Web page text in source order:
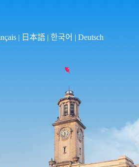
| 日本語 | 한국어 | Deutsch